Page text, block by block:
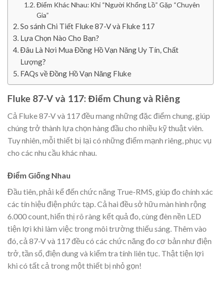
Điểm Khác Nhau: Khi “Người Khổng Lồ” Gặp “Chuyên
Gia”
So sánh Chi Tiết Fluke 87-V và Fluke 117
Lựa Chọn Nào Cho Bạn?
Đâu Là Nơi Mua Đồng Hồ Vạn Năng Uy Tín, Chất
Lượng?
FAQs về Đồng Hồ Vạn Năng Fluke
Fluke 87-V và 117: Điểm Chung và Riêng
Cả Fluke 87-V và 117 đều mang những đặc điểm chung, giúp
chúng trở thành lựa chọn hàng đầu cho nhiều kỹ thuật viên.
Tuy nhiên, mỗi thiết bị lại có những điểm mạnh riêng, phục vụ
cho các nhu cầu khác nhau.
Điểm Giống Nhau
Đầu tiên, phải kể đến chức năng True-RMS, giúp đo chính xác
các tín hiệu điện phức tạp. Cả hai đều sở hữu màn hình rộng
6.000 count, hiển thị rõ ràng kết quả đo, cùng đèn nền LED
tiện lợi khi làm việc trong môi trường thiếu sáng. Thêm vào
đó, cả 87-V và 117 đều có các chức năng đo cơ bản như điện
trở, tần số, điện dung và kiểm tra tính liên tục. Thật tiện lợi
khi có tất cả trong một thiết bị nhỏ gọn!